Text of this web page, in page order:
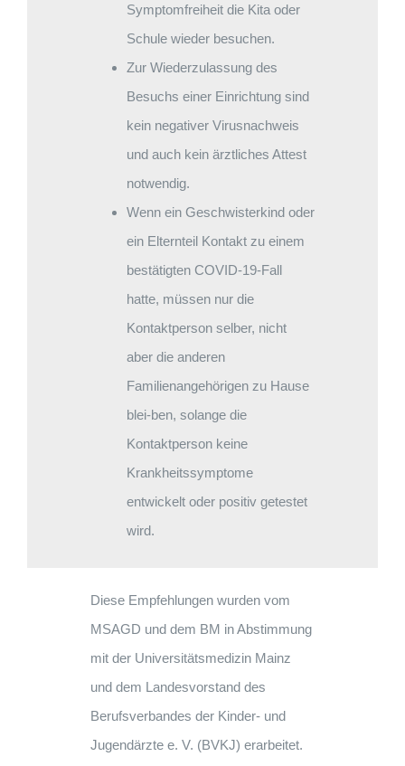
Symptomfreiheit die Kita oder
Schule wieder besuchen.
Zur Wiederzulassung des
Besuchs einer Einrichtung sind
kein negativer Virusnachweis
und auch kein ärztliches Attest
notwendig.
Wenn ein Geschwisterkind oder
ein Elternteil Kontakt zu einem
bestätigten COVID-19-Fall
hatte, müssen nur die
Kontaktperson selber, nicht
aber die anderen
Familienangehörigen zu Hause
blei-ben, solange die
Kontaktperson keine
Krankheitssymptome
entwickelt oder positiv getestet
wird.
Diese Empfehlungen wurden vom
MSAGD und dem BM in Abstimmung
mit der Universitätsmedizin Mainz
und dem Landesvorstand des
Berufsverbandes der Kinder- und
Jugendärzte e. V. (BVKJ) erarbeitet.